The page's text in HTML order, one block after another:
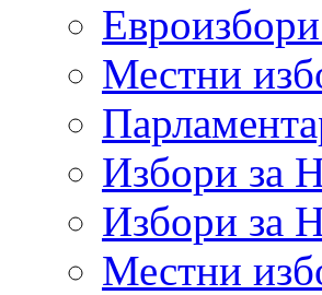
Местни
Избори за
Избори за
Местни